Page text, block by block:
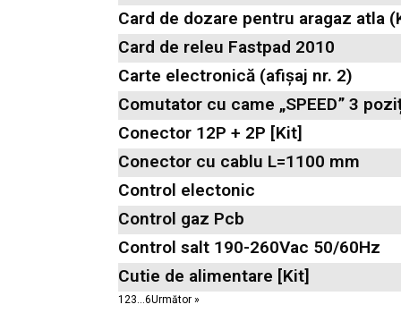
Card de dozare pentru aragaz atla
Card de releu Fastpad 2010
Carte electronică (afișaj nr. 2)
Comutator cu came „SPEED” 3
Conector 12P + 2P [Kit]
Conector cu cablu L=1100 mm
Control electonic
Control gaz Pcb
Control salt 190-260Vac 50/60Hz
Cutie de alimentare [Kit]
1 23…6Următor »